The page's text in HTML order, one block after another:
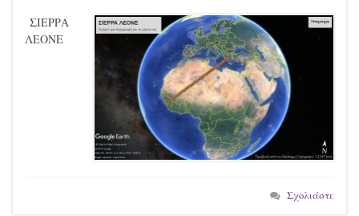
ΣΙΕΡΡΑ
ΛΕΟΝΕ
Σχολιάστε